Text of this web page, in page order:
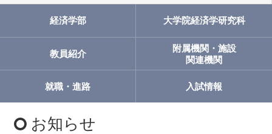
経済学部 大学院経済学研究科
教員紹介
附属機関・施設
関連機関
就職・進路 入試情報
お知らせ